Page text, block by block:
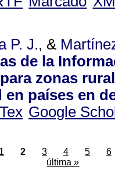
P. J., &
de la
zonas
en países en
Google
1 2 3 4 5
6
última »